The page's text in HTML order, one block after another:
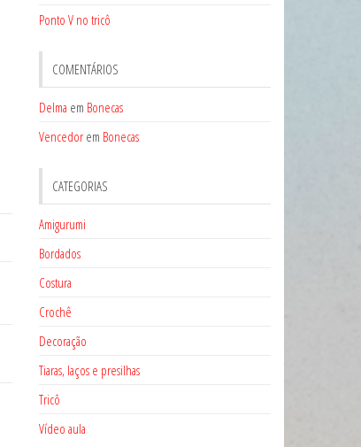
Ponto V no tricô
COMENTÁRIOS
Delma em Bonecas
Vencedorem Bonecas
CATEGORIAS
Amigurumi
Bordados
Costura
Crochê
Decoração
Tiaras, laços e presilhas
Tricô
Vídeo aula